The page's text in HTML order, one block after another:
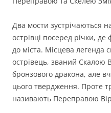
Два мости зустрічаються
острівці посеред річки,
до міста. Місцева легенда
острівець, званий Скалою
бронзового дракона, але
цього твердження. Проте
називають Переправою